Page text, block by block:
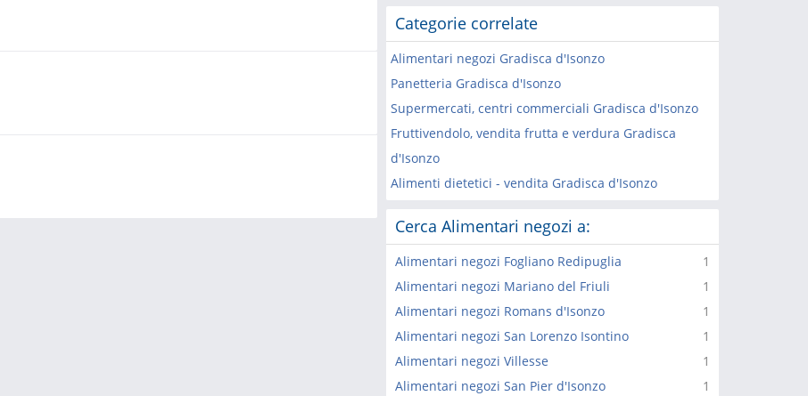
Categorie correlate
Alimentari negozi Gradisca d'Isonzo
Panetteria Gradisca d'Isonzo
Supermercati, centri commerciali Gradisca d'Isonzo
Fruttivendolo, vendita frutta e verdura Gradisca
d'Isonzo
Alimenti dietetici - vendita Gradisca d'Isonzo
Cerca Alimentari negozi a:
1
Alimentari negozi Fogliano Redipuglia
1
Alimentari negozi Mariano del Friuli
1
Alimentari negozi Romans d'Isonzo
1
Alimentari negozi San Lorenzo Isontino
1
Alimentari negozi Villesse
1
Alimentari negozi San Pier d'Isonzo